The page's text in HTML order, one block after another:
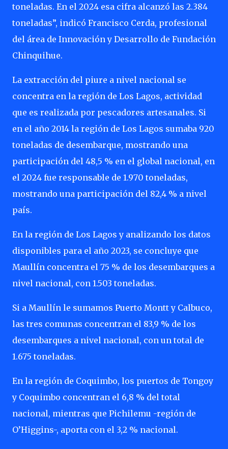
toneladas. En el 2024 esa cifra alcanzó las 2.384
toneladas”, indicó Francisco Cerda, profesional
del área de Innovación y Desarrollo de Fundación
Chinquihue.
La extracción del piure a nivel nacional se
concentra en la región de Los Lagos, actividad
que es realizada por pescadores artesanales. Si
en el año 2014 la región de Los Lagos sumaba 920
toneladas de desembarque, mostrando una
participación del 48,5 % en el global nacional, en
el 2024 fue responsable de 1.970 toneladas,
mostrando una participación del 82,4 % a nivel
país.
En la región de Los Lagos y analizando los datos
disponibles para el año 2023, se concluye que
Maullín concentra el 75 % de los desembarques a
nivel nacional, con 1.503 toneladas.
Si a Maullín le sumamos Puerto Montt y Calbuco,
las tres comunas concentran el 83,9 % de los
desembarques a nivel nacional, con un total de
1.675 toneladas.
En la región de Coquimbo, los puertos de Tongoy
y Coquimbo concentran el 6,8 % del total
nacional, mientras que Pichilemu -región de
O’Higgins-, aporta con el 3,2 % nacional.